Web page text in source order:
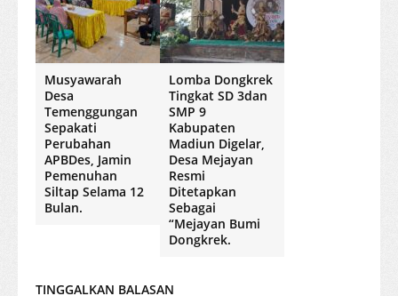
Musyawarah
Desa
Temenggungan
Sepakati
Perubahan
APBDes, Jamin
Pemenuhan
Siltap Selama 12
Bulan.
Lomba Dongkrek
Tingkat SD 3dan
SMP 9
Kabupaten
Madiun Digelar,
Desa Mejayan
Resmi
Ditetapkan
Sebagai
“Mejayan Bumi
Dongkrek.
TINGGALKAN BALASAN